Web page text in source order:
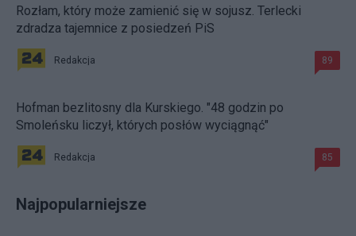
Rozłam, który może zamienić się w sojusz. Terlecki
zdradza tajemnice z posiedzeń PiS
Redakcja 89
Hofman bezlitosny dla Kurskiego. "48 godzin po
Smoleńsku liczył, których posłów wyciągnąć"
Redakcja 85
Najpopularniejsze